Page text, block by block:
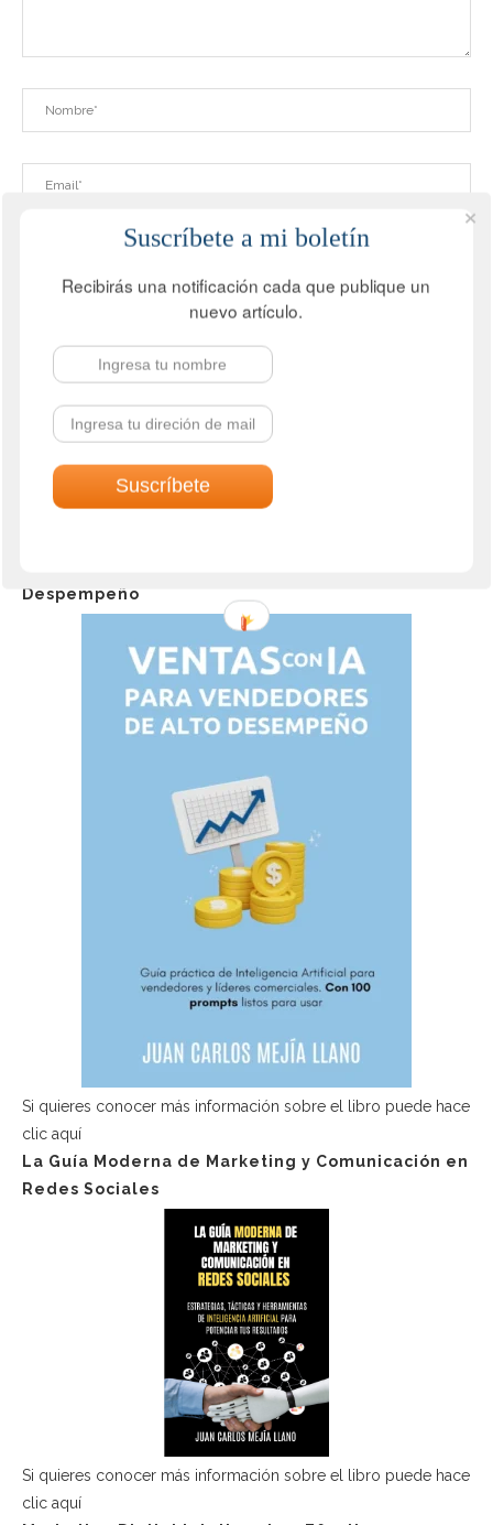
Guardar mi nombre, correo electrónico y sitio web en este
navegador la próxima vez que comente.
CONOCE MIS ÚLTIMOS LIBROS
Despempeño
Si quieres conocer más información sobre el libro puede hace
clic aquí
La Guía Moderna de Marketing y Comunicación en
Redes Sociales
Si quieres conocer más información sobre el libro puede hace
clic aquí
Suscríbete a mi boletín
Recibirás una notificación cada que publique un
nuevo artículo.